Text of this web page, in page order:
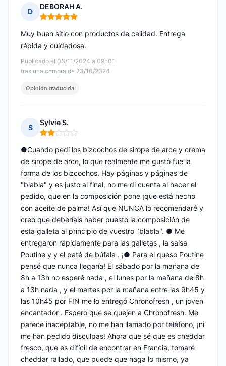
D
DEBORAH A.
Nota: 5 de 5
Publicado el 03/11/2024 à 09h01
tras una compra de 23/10/2024
Muy buen sitio con productos de calidad. Entrega
rápida y cuidadosa.
Opinión traducida
S
Sylvie S.
Nota: 2 de 5
●Cuando pedí los bizcochos de sirope de arce y crema
de sirope de arce, lo que realmente me gustó fue la
forma de los bizcochos. Hay páginas y páginas de
"blabla" y es justo al final, no me di cuenta al hacer el
pedido, que en la composición pone ¡que está hecho
con aceite de palma! Así que NUNCA lo recomendaré y
creo que deberíais haber puesto la composición de
esta galleta al principio de vuestro "blabla". ● Me
entregaron rápidamente para las galletas , la salsa
Poutine y y el paté de búfala . ¡● Para el queso Poutine
pensé que nunca llegaría! El sábado por la mañana de
8h a 13h no esperé nada , el lunes por la mañana de 8h
a 13h nada , y el martes por la mañana entre las 9h45 y
las 10h45 por FIN me lo entregó Chronofresh , un joven
encantador . Espero que se quejen a Chronofresh. Me
parece inaceptable, no me han llamado por teléfono, ¡ni
me han pedido disculpas! Ahora que sé que es cheddar
fresco, que es difícil de encontrar en Francia, tomaré
cheddar rallado, que puede que haga lo mismo, ya